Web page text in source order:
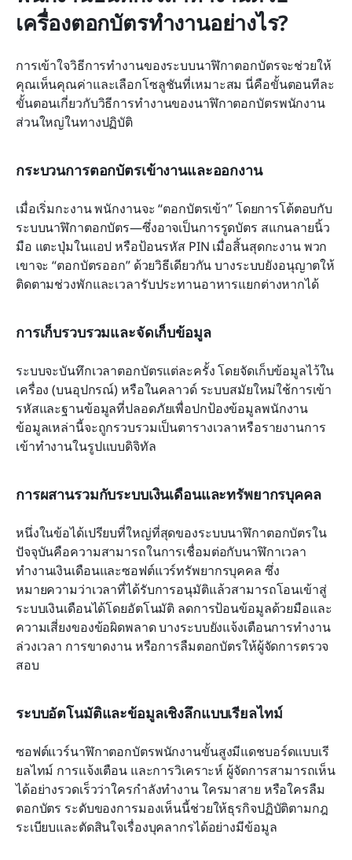
เครื่องตอกบัตรทำงานอย่างไร?
การเข้าใจวิธีการทำงานของระบบนาฬิกาตอกบัตรจะช่วยให้
คุณเห็นคุณค่าและเลือกโซลูชันที่เหมาะสม นี่คือขั้นตอนทีละ
ขั้นตอนเกี่ยวกับวิธีการทำงานของนาฬิกาตอกบัตรพนักงาน
ส่วนใหญ่ในทางปฏิบัติ
กระบวนการตอกบัตรเข้างานและออกงาน
เมื่อเริ่มกะงาน พนักงานจะ “ตอกบัตรเข้า” โดยการโต้ตอบกับ
ระบบนาฬิกาตอกบัตร—ซึ่งอาจเป็นการรูดบัตร สแกนลายนิ้ว
มือ แตะปุ่มในแอป หรือป้อนรหัส PIN เมื่อสิ้นสุดกะงาน พวก
เขาจะ “ตอกบัตรออก” ด้วยวิธีเดียวกัน บางระบบยังอนุญาตให้
ติดตามช่วงพักและเวลารับประทานอาหารแยกต่างหากได้
การเก็บรวบรวมและจัดเก็บข้อมูล
ระบบจะบันทึกเวลาตอกบัตรแต่ละครั้ง โดยจัดเก็บข้อมูลไว้ใน
เครื่อง (บนอุปกรณ์) หรือในคลาวด์ ระบบสมัยใหม่ใช้การเข้า
รหัสและฐานข้อมูลที่ปลอดภัยเพื่อปกป้องข้อมูลพนักงาน
ข้อมูลเหล่านี้จะถูกรวบรวมเป็นตารางเวลาหรือรายงานการ
เข้าทำงานในรูปแบบดิจิทัล
การผสานรวมกับระบบเงินเดือนและทรัพยากรบุคคล
หนึ่งในข้อได้เปรียบที่ใหญ่ที่สุดของระบบนาฬิกาตอกบัตรใน
ปัจจุบันคือความสามารถในการเชื่อมต่อกับนาฬิกาเวลา
ทำงานเงินเดือนและซอฟต์แวร์ทรัพยากรบุคคล ซึ่ง
หมายความว่าเวลาที่ได้รับการอนุมัติแล้วสามารถโอนเข้าสู่
ระบบเงินเดือนได้โดยอัตโนมัติ ลดการป้อนข้อมูลด้วยมือและ
ความเสี่ยงของข้อผิดพลาด บางระบบยังแจ้งเตือนการทำงาน
ล่วงเวลา การขาดงาน หรือการลืมตอกบัตรให้ผู้จัดการตรวจ
สอบ
ระบบอัตโนมัติและข้อมูลเชิงลึกแบบเรียลไทม์
ซอฟต์แวร์นาฬิกาตอกบัตรพนักงานขั้นสูงมีแดชบอร์ดแบบเรี
ยลไทม์ การแจ้งเตือน และการวิเคราะห์ ผู้จัดการสามารถเห็น
ได้อย่างรวดเร็วว่าใครกำลังทำงาน ใครมาสาย หรือใครลืม
ตอกบัตร ระดับของการมองเห็นนี้ช่วยให้ธุรกิจปฏิบัติตามกฎ
ระเบียบและตัดสินใจเรื่องบุคลากรได้อย่างมีข้อมูล